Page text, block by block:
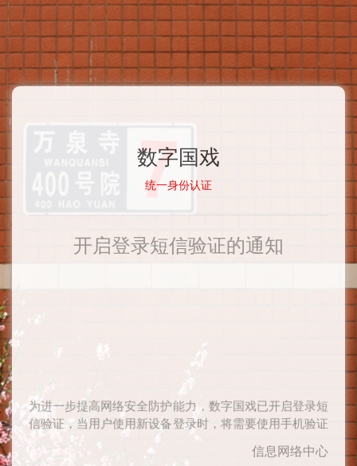
数字国戏
统一身份认证
开启登录短信验证的通知
为进一步提高网络安全防护能力，数字国戏已开启登录短
信验证，当用户使用新设备登录时，将需要使用手机验证
码二次验证身份，验证通过后在一定时期内将无需再次验
证，感谢您对网络安全工作的支持。
信息网络中心